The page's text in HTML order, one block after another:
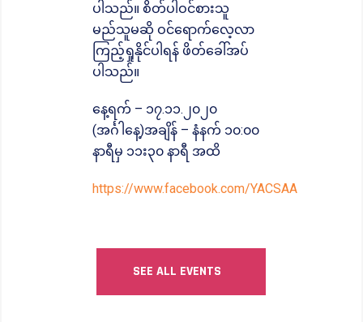
ပါသည်။ စိတ်ပါဝင်စားသူ
မည်သူမဆို ဝင်ရောက်လေ့လာ
ကြည့်ရှုနိုင်ပါရန် ဖိတ်ခေါ်အပ်
ပါသည်။
နေ့ရက် – ၁၇.၁၁.၂၀၂၀
(အင်္ဂါနေ့)အချိန် – နံနက် ၁၀:၀၀
နာရီမှ ၁၁း၃၀ နာရီ အထိ
https://www.facebook.com/YACSAA
SEE ALL EVENTS